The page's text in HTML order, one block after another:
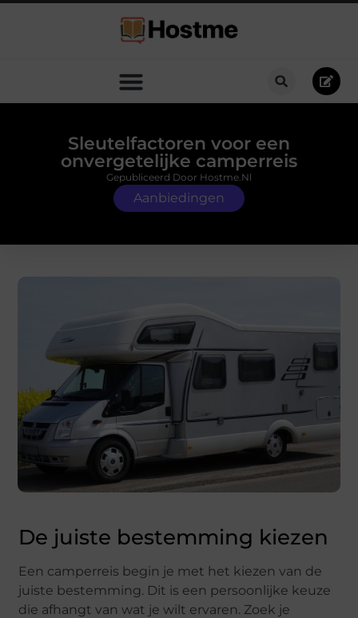
Sleutelfactoren voor een
onvergetelijke camperreis
Aanbiedingen
Gepubliceerd Door Hostme.nl
De juiste bestemming kiezen
Een camperreis begin je met het kiezen van de
juiste bestemming. Dit is een persoonlijke keuze
die afhangt van wat je wilt ervaren. Zoek je